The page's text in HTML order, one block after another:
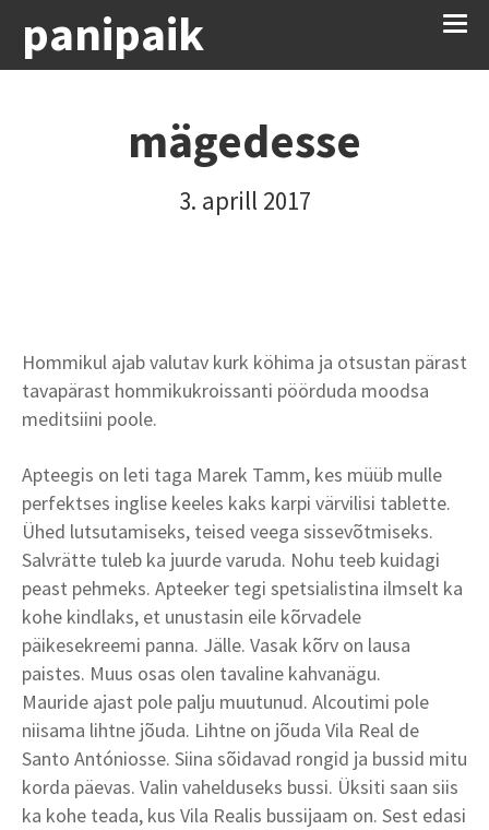
panipaik
mägedesse
3. aprill 2017
Hommikul ajab valutav kurk köhima ja otsustan pärast
tavapärast hommikukroissanti pöörduda moodsa
meditsiini poole.
Apteegis on leti taga Marek Tamm, kes müüb mulle
perfektses inglise keeles kaks karpi värvilisi tablette.
Ühed lutsutamiseks, teised veega sissevõtmiseks.
Salvrätte tuleb ka juurde varuda. Nohu teeb kuidagi
peast pehmeks. Apteeker tegi spetsialistina ilmselt ka
kohe kindlaks, et unustasin eile kõrvadele
päikesekreemi panna. Jälle. Vasak kõrv on lausa
paistes. Muus osas olen tavaline kahvanägu.
Mauride ajast pole palju muutunud. Alcoutimi pole
niisama lihtne jõuda. Lihtne on jõuda Vila Real de
Santo Antóniosse. Siina sõidavad rongid ja bussid mitu
korda päevas. Valin vahelduseks bussi. Üksiti saan siis
ka kohe teada, kus Vila Realis bussijaam on. Sest edasi